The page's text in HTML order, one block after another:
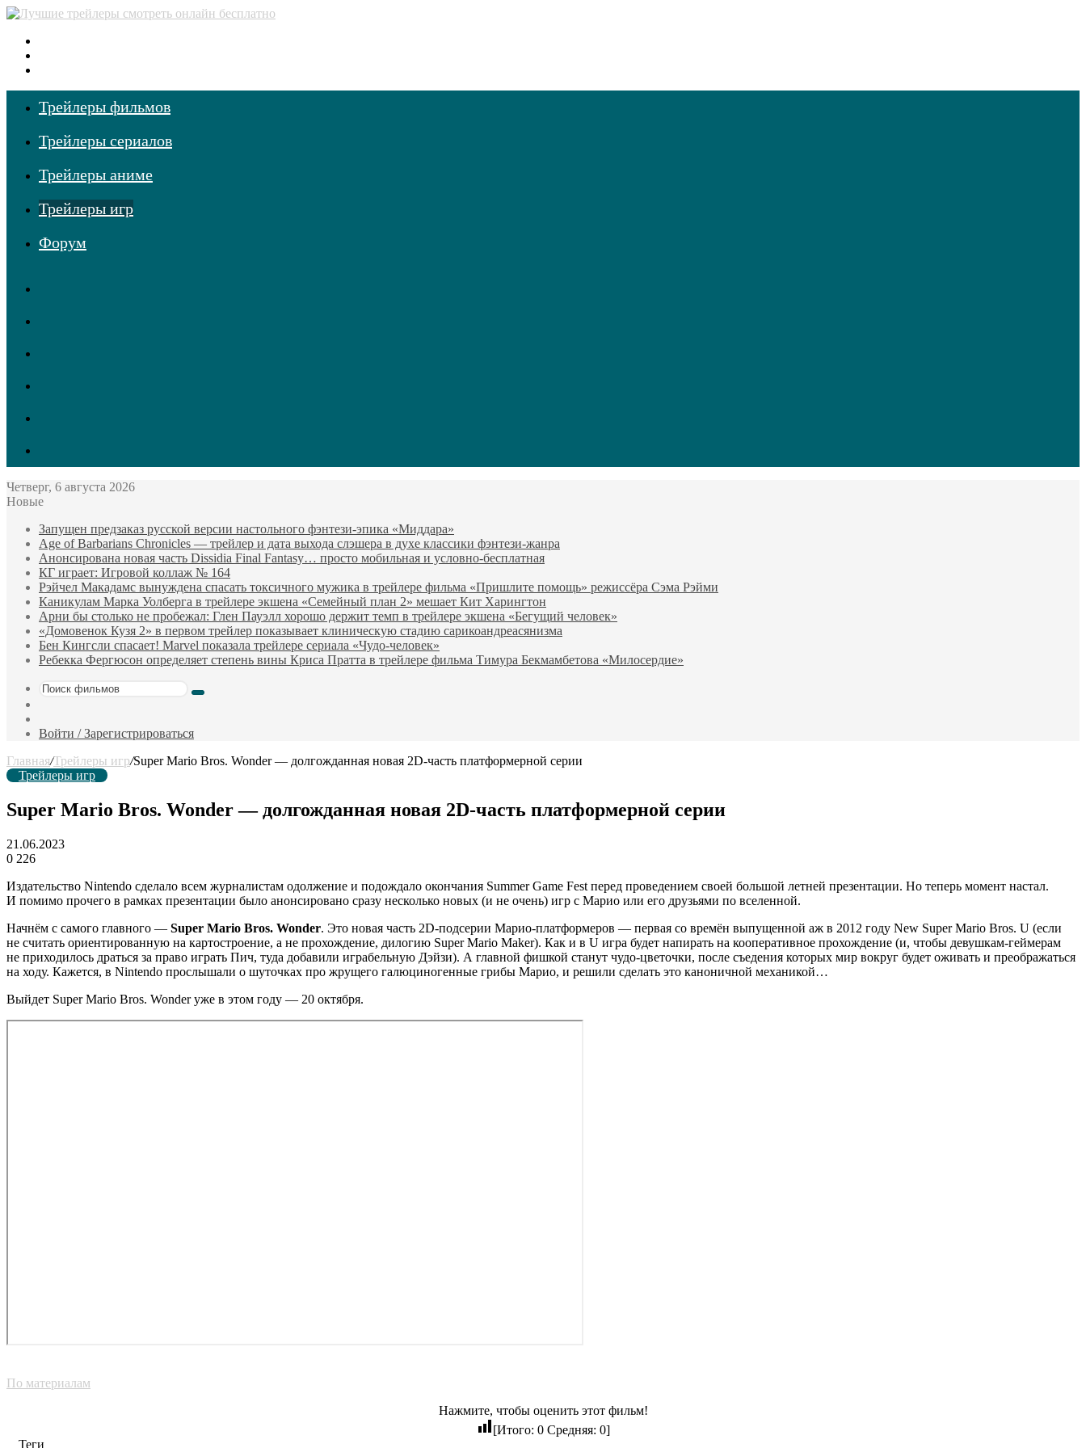
Трейлеры фильмов
Трейлеры сериалов
Трейлеры аниме
Трейлеры игр
Форум
Четверг, 6 августа 2026
Новые
Запущен предзаказ русской версии настольного фэнтези-эпика «Миддара»
Age of Barbarians Chronicles — трейлер и дата выхода слэшера в духе классики фэнтези-жанра
Анонсирована новая часть Dissidia Final Fantasy… просто мобильная и условно-бесплатная
КГ играет: Игровой коллаж № 164
Рэйчел Макадамс вынуждена спасать токсичного мужика в трейлере фильма «Пришлите помощь» режиссёра Сэма Рэйми
Каникулам Марка Уолберга в трейлере экшена «Семейный план 2» мешает Кит Харингтон
Арни бы столько не пробежал: Глен Пауэлл хорошо держит темп в трейлере экшена «Бегущий человек»
«Домовенок Кузя 2» в первом трейлер показывает клиническую стадию сарикоандреасянизма
Бен Кингсли спасает! Marvel показала трейлере сериала «Чудо-человек»
Ребекка Фергюсон определяет степень вины Криса Пратта в трейлере фильма Тимура Бекмамбетова «Милосердие»
Поиск
фильм
Войти / Зарегистрироваться
Главная/Трейлеры игр/Super Mario Bros. Wonder — долгожданная новая 2D-часть платформерной серии
Трейлеры игр
Super Mario Bros. Wonder — долгожданная новая 2D-часть платформерной серии
21.06.2023
0 226
Издательство Nintendo сделало всем журналистам одолжение и подождало окончания Summer Game Fest перед проведением своей большой летней презентации. Но теперь момент настал.
И помимо прочего в рамках презентации было анонсировано сразу несколько новых (и не очень) игр с Марио или его друзьями по вселенной.
Начнём с самого главного — Super Mario Bros. Wonder. Это новая часть 2D-подсерии Марио-платформеров — первая со времён выпущенной аж в 2012 году New Super Mario Bros. U (если
не считать ориентированную на картостроение, а не прохождение, дилогию Super Mario Maker). Как и в U игра будет напирать на кооперативное прохождение (и, чтобы девушкам-геймерам
не приходилось драться за право играть Пич, туда добавили играбельную Дэйзи). А главной фишкой станут чудо-цветочки, после съедения которых мир вокруг будет оживать и преображаться
на ходу. Кажется, в Nintendo прослышали о шуточках про жрущего галюциногенные грибы Марио, и решили сделать это каноничной механикой…
Выйдет Super Mario Bros. Wonder уже в этом году — 20 октября.
По материалам
Нажмите, чтобы оценить этот фильм!
[Итого: 0Средняя: 0]
Теги